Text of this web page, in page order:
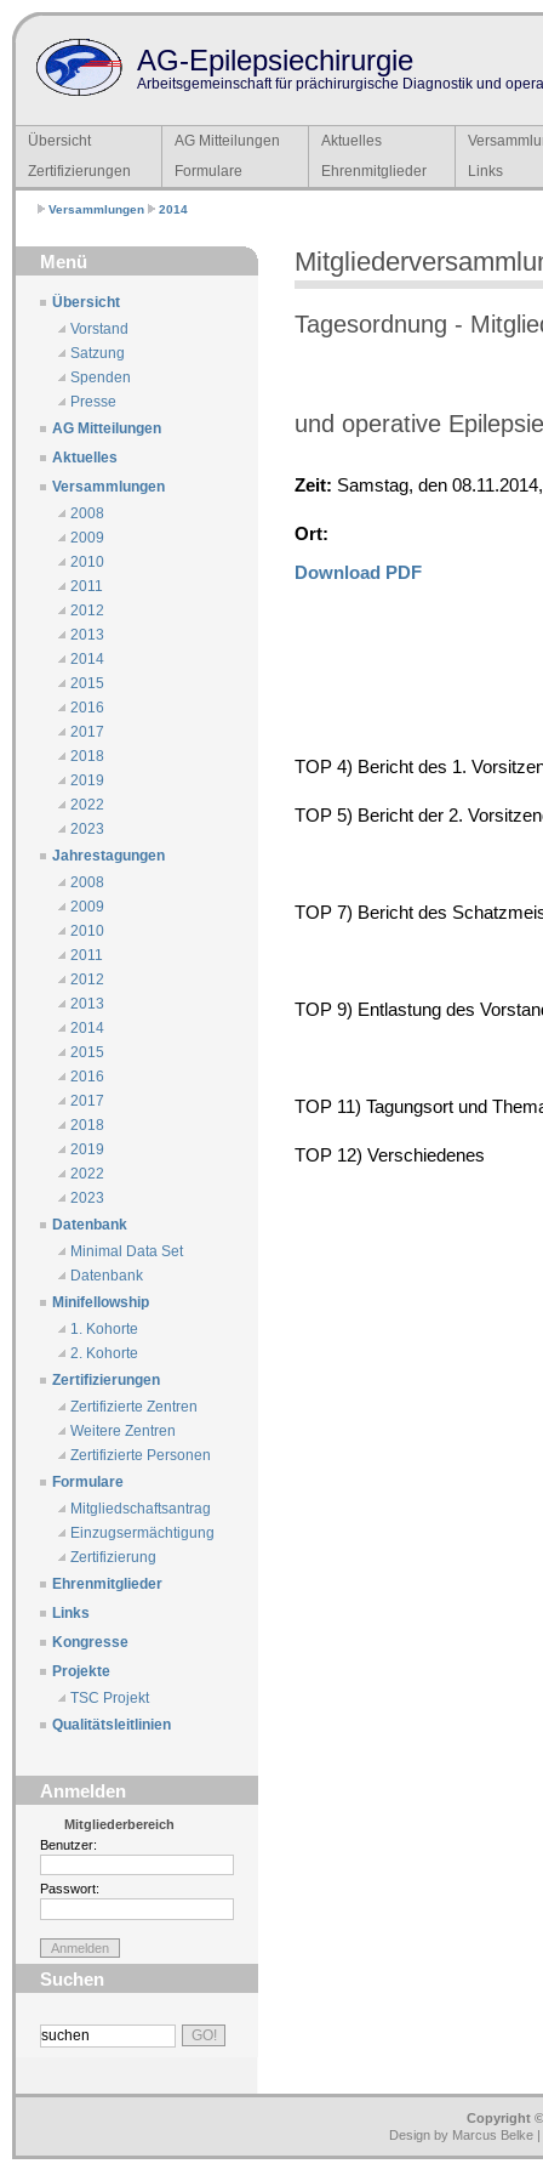
AG-Epilepsiechirurgie
Arbeitsgemeinschaft für prächirurgische Diagnostik und
Übersicht AG Mitteilungen Aktuelles
Zertifizierungen
Formulare Ehrenmitglieder Links
Versammlungen 2014
Menü
Übersicht
Vorstand
Satzung
Spenden
Presse
AG Mitteilungen
Aktuelles
Versammlungen
2008
2009
2010
2011
2012
2013
2014
2015
2016
2017
2018
2019
2022
2023
Jahrestagungen
2008
2009
2010
2011
2012
2013
2014
2015
2016
2017
2018
2019
2022
2023
Datenbank
Minimal Data Set
Datenbank
Minifellowship
1. Kohorte
2. Kohorte
Zertifizierungen
Zertifizierte Zentren
Weitere Zentren
Zertifizierte Personen
Formulare
Mitgliedschaftsantrag
Einzugsermächtigung
Zertifizierung
Ehrenmitglieder
Links
Kongresse
Projekte
TSC Projekt
Qualitätsleitlinien
Anmelden
Mitgliederbereich
Benutzer:
Passwort:
Suchen
Tagesordnung -
und operative
Zeit: Samstag, den
Ort:
Download PDF
TOP 4) Bericht des 1.
TOP 5) Bericht der 2.
TOP 7) Bericht des
TOP 9) Entlastung des
TOP 11) Tagungsort und
TOP 12) Verschiedenes
Copyright
Design by Marcus Belke